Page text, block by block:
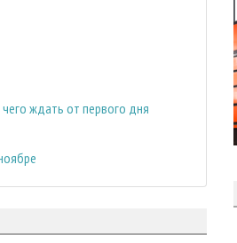
ждать от первого дня